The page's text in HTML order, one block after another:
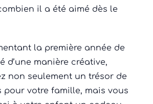
il a été aimé dès le
la première année de
d’une manière créative,
non seulement un trésor de
pour votre famille, mais vous